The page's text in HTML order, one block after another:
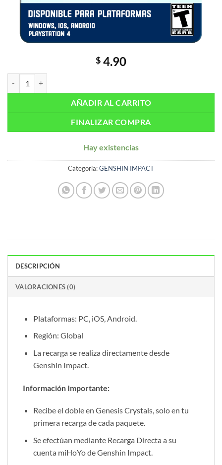
$ 4.90
AÑADIR AL CARRITO
FINALIZAR COMPRA
Hay existencias
Categoría:GENSHIN IMPACT
DESCRIPCIÓN
VALORACIONES (0)
Plataformas: PC, iOS, Android.
Región: Global
La recarga se realiza directamente desde
Genshin Impact.
Información Importante:
Recibe el doble en Genesis Crystals, solo en tu
primera recarga de cada paquete.
Se efectúan mediante Recarga Directa a su
cuenta miHoYo de Genshin Impact.